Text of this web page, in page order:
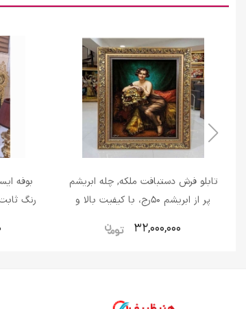
تابلو فرش دستبافت ملکه, چله ابریشم
پر از ابریشم 50رج، با کیفیت بالا و
32,000,000
بوفه
رنگ